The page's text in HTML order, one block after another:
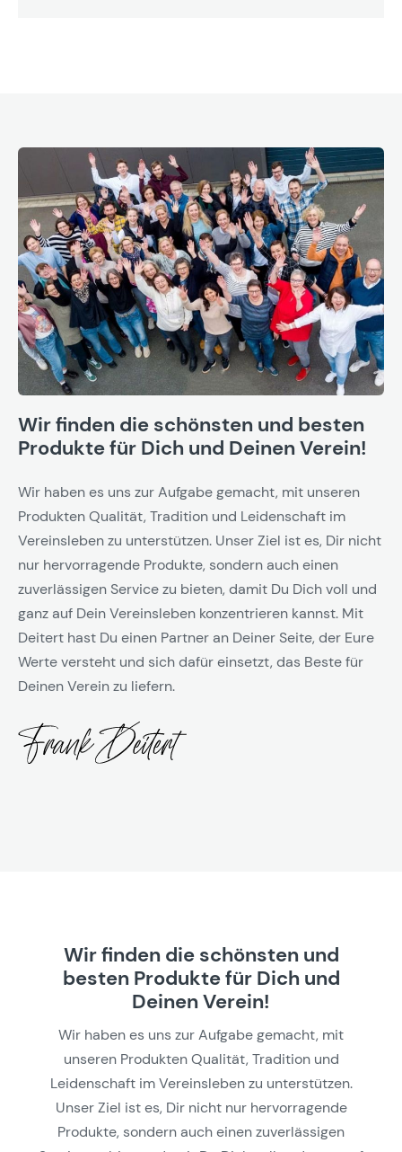
Wir finden die schönsten und besten
Produkte für Dich und Deinen Verein!
Wir haben es uns zur Aufgabe gemacht, mit unseren
Produkten Qualität, Tradition und Leidenschaft im
Vereinsleben zu unterstützen. Unser Ziel ist es, Dir nicht
nur hervorragende Produkte, sondern auch einen
zuverlässigen Service zu bieten, damit Du Dich voll und
ganz auf Dein Vereinsleben konzentrieren kannst. Mit
Deitert hast Du einen Partner an Deiner Seite, der Eure
Werte versteht und sich dafür einsetzt, das Beste für
Deinen Verein zu liefern.
Wir finden die schönsten und
besten Produkte für Dich und
Deinen Verein!
Wir haben es uns zur Aufgabe gemacht, mit
unseren Produkten Qualität, Tradition und
Leidenschaft im Vereinsleben zu unterstützen.
Unser Ziel ist es, Dir nicht nur hervorragende
Produkte, sondern auch einen zuverlässigen